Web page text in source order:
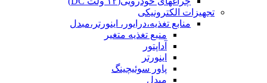
تجهیزات الکترونیکی
منابع تغذیه،درایور، اینورتر،مبدل
منبع تغذیه متغیر
آداپتور
اینورتر
پاور سوئیچینگ
مبدل